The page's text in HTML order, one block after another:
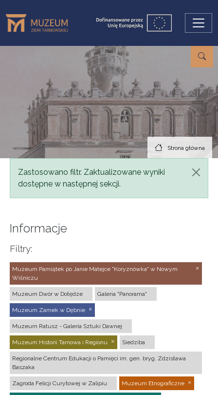
Strona główna
Komunikat
Zastosowano filtr. Zaktualizowane wyniki
dostępne w następnej sekcji.
Informacje
Filtry:
Muzeum Pamiątek po Janie Matejce "Koryznówka" w Nowym
Wiśniczu
Muzeum Dwór w Dołędze Galeria "Panorama"
Muzeum Zamek w Dębnie
Muzeum Ratusz - Galeria Sztuki Dawnej
Muzeum Historii Tarnowa i Regionu Siedziba
Regionalne Centrum Edukacji o Pamięci im. gen. bryg. Zdzisława
Baszaka
Zagroda Felicji Curyłowej w Zalipiu Muzeum Etnograficzne